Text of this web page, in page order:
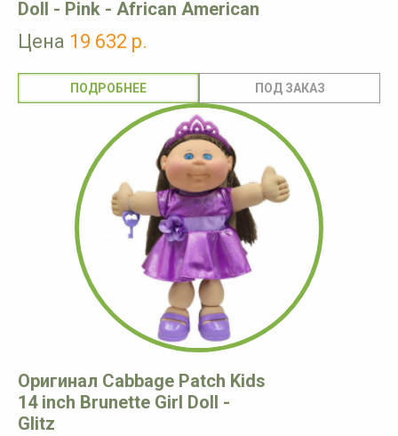
Doll - Pink - African American
Цена 19 632 р.
ПОДРОБНЕЕ
Оригинал Cabbage Patch Kids
14 inch Brunette Girl Doll -
Glitz